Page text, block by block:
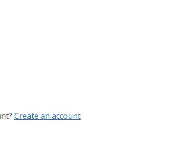
Create an account